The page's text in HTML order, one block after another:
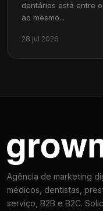
dentários está entre
ao mesmo...
28 jul 2026
Agência de marketing
médicos, dentistas,
serviço, B2B e B2C.